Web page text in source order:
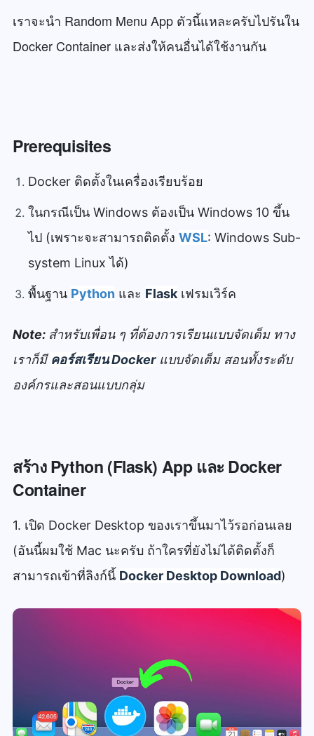
เราจะนำ Random Menu App ตัวนี้แหละครับไปรันใน
Docker Container และส่งให้คนอื่นได้ใช้งานกัน
Prerequisites
Docker ติดตั้งในเครื่องเรียบร้อย
ในกรณีเป็น Windows ต้องเป็น Windows 10 ขึ้น
ไป (เพราะจะสามารถติดตั้งWSL: Windows Sub-
system Linux ได้)
พื้นฐาน Python และ Flask เฟรมเวิร์ค
Note: สำหรับเพื่อน ๆ ที่ต้องการเรียนแบบจัดเต็ม ทาง
เราก็มี คอร์สเรียน Dockerแบบจัดเต็ม สอนทั้งระดับ
องค์กรและสอนแบบกลุ่ม
สร้าง Python (Flask) App และ Docker
Container
1. เปิด Docker Desktop ของเราขึ้นมาไว้รอก่อนเลย
(อันนี้ผมใช้ Mac นะครับ ถ้าใครที่ยังไม่ได้ติดตั้งก็
สามารถเข้าที่ลิงก์นี้ Docker Desktop Download)